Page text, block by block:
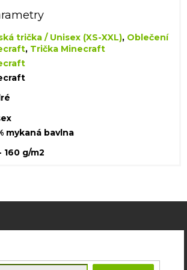
trička / Unisex (XS-XXL), Oblečení
, Trička Minecraft
mykaná bavlna
160 g/m2